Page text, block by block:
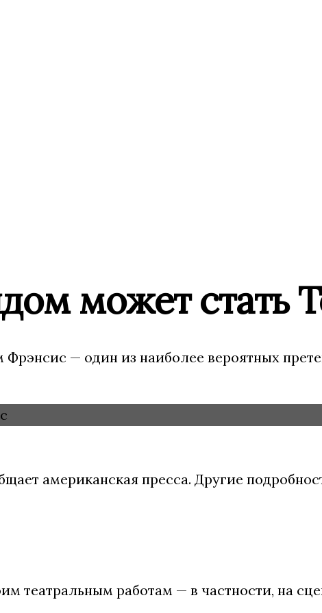
может стать
— один из наиболее вероятных
американская пресса. Другие
театральным работам — в частности, на